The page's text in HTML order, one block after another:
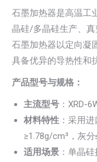
石墨加热器是高温工
晶硅/多晶硅生产、
石墨加热器以定向凝
具备优异的导热性和
产品型号与规格：
主流型号 ：XRD-
材料特性 ：采用
≥1.78g/cm³，灰分
适用场景 ：单晶